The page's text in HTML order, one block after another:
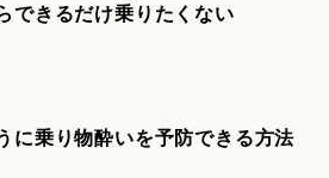
できるだけ乗りたくない
に乗り物酔いを予防できる方法